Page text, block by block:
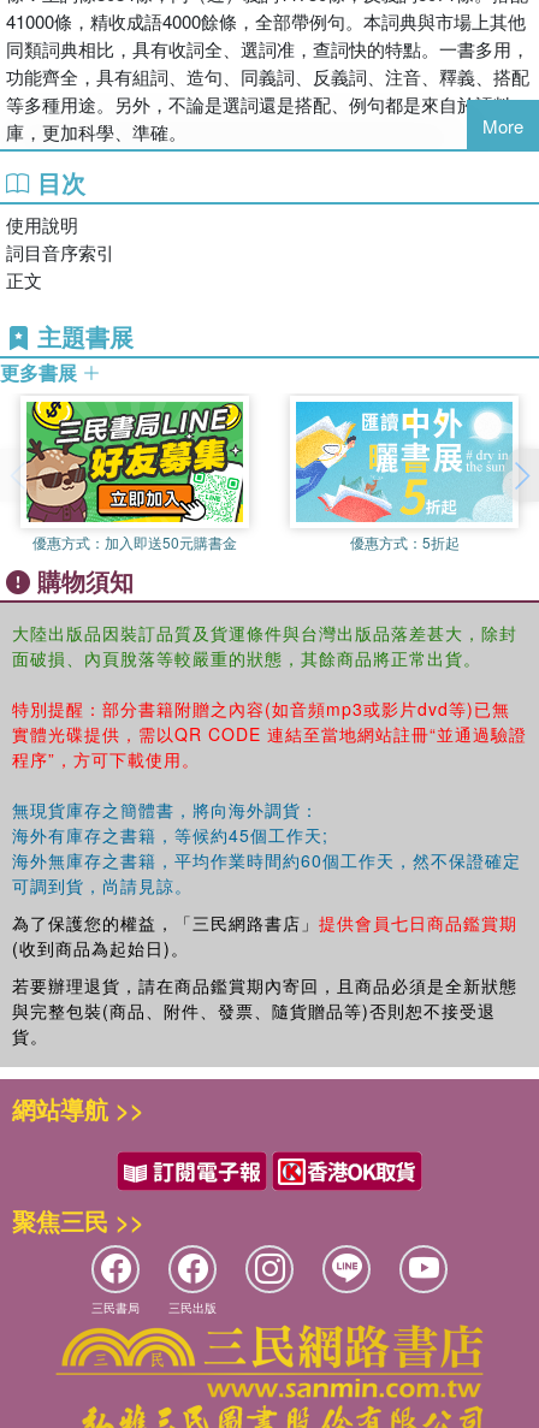
41000條，精收成語4000餘條，全部帶例句。本詞典與市場上其他
同類詞典相比，具有收詞全、選詞准，查詞快的特點。一書多用，
功能齊全，具有組詞、造句、同義詞、反義詞、注音、釋義、搭配
等多種用途。另外，不論是選詞還是搭配、例句都是來自於語料
庫，更加科學、準確。
More
目次
使用說明
詞目音序索引
正文
主題書展
更多書展
優惠方式： 加入即送50元購書金 優惠方式： 5折起
購物須知
大陸出版品因裝訂品質及貨運條件與台灣出版品落差甚大，除封
面破損、內頁脫落等較嚴重的狀態，其餘商品將正常出貨。
特別提醒：部分書籍附贈之內容(如音頻mp3或影片dvd等)已無
實體光碟提供，需以QR CODE 連結至當地網站註冊“並通過驗證
程序”，方可下載使用。
無現貨庫存之簡體書，將向海外調貨：
海外有庫存之書籍，等候約45個工作天;
海外無庫存之書籍，平均作業時間約60個工作天，然不保證確定
可調到貨，尚請見諒。
為了保護您的權益，「三民網路書店」 提供會員七日商品鑑賞期
(收到商品為起始日)。
若要辦理退貨，請在商品鑑賞期內寄回，且商品必須是全新狀態
與完整包裝(商品、附件、發票、隨貨贈品等)否則恕不接受退
貨。
網站導航 >>
聚焦三民 >>
三民書局 三民出版